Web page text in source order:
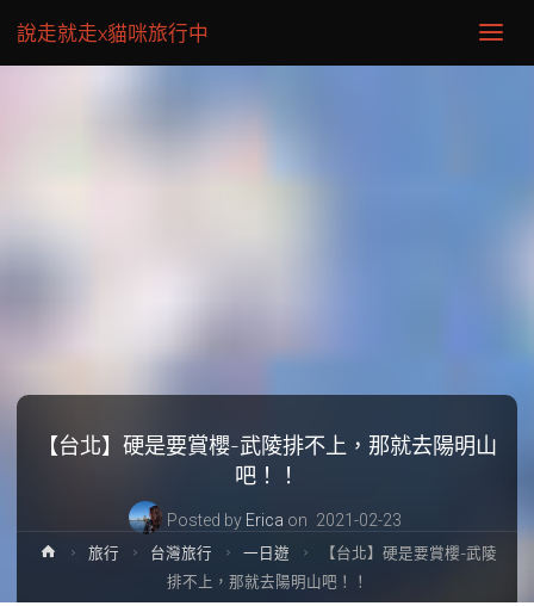
說走就走x貓咪旅行中
【台北】硬是要賞櫻-武陵排不上，那就去陽明山
吧！！
Posted by Erica on 2021-02-23
Home旅行 台灣旅行 一日遊
【台北】硬是要賞櫻-武陵
排不上，那就去陽明山吧！！